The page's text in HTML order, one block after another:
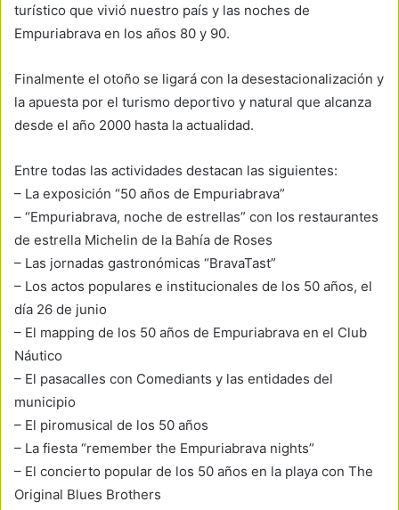
turístico que vivió nuestro país y las noches de
Empuriabrava en los años 80 y 90.
Finalmente el otoño se ligará con la desestacionalización y
la apuesta por el turismo deportivo y natural que alcanza
desde el año 2000 hasta la actualidad.
Entre todas las actividades destacan las siguientes:
– La exposición “50 años de Empuriabrava”
– “Empuriabrava, noche de estrellas” con los restaurantes
de estrella Michelin de la Bahía de Roses
– Las jornadas gastronómicas “BravaTast”
– Los actos populares e institucionales de los 50 años, el
día 26 de junio
– El mapping de los 50 años de Empuriabrava en el Club
Náutico
– El pasacalles con Comediants y las entidades del
municipio
– El piromusical de los 50 años
– La fiesta “remember the Empuriabrava nights”
– El concierto popular de los 50 años en la playa con The
Original Blues Brothers